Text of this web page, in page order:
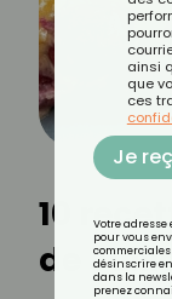
10
de
ainsi
que
ces
Je
Votre
pour vous
désinscrire
dans la
prenez